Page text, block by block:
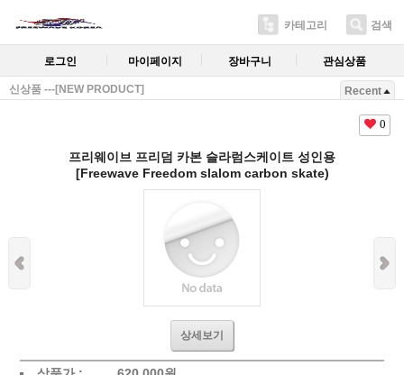
카테고리 검색
로그인 마이페이지 장바구니 관심상품
신상품 ---[NEW PRODUCT] Recent
0
프리웨이브 프리덤 카본 슬라럼스케이트 성인용
[Freewave Freedom slalom carbon skate)
상세보기